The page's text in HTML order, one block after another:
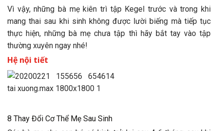
Vì vậy, những bà mẹ kiên trì tập Kegel trước và trong khi
mang thai sau khi sinh không được lười biếng mà tiếp tục
thực hiện, những bà mẹ chưa tập thì hãy bắt tay vào tập
thường xuyên ngay nhé!
Hệ nội tiết
8 Thay Đổi Cơ Thể Mẹ Sau Sinh